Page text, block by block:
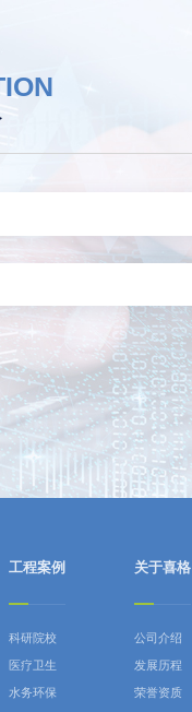
工程案例
科研院校
医疗卫生
水务环保
关于喜格
公司介绍
发展历程
荣誉资质